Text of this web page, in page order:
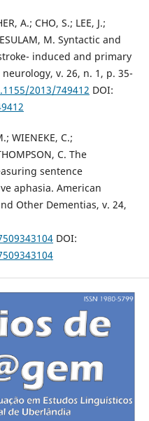
A.; CHO, S.; LEE, J.;
M. Syntactic and
induced and primary
v. 26, n. 1, p. 35-
2013/749412 DOI:
WIENEKE, C.;
C. The
sentence
aphasia. American
Other Dementias, v. 24,
DOI: